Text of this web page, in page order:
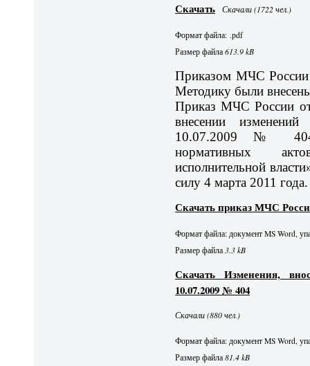
Скачать Скачали (1722 чел.)
Формат файла: .pdf
Размер файла613.9 kB
Приказом МЧС
Методику были
Приказ МЧС России
внесении
10.07.2009 № 404»
нормативных
исполнительной
силу 4 марта 2011 года.
Скачать приказ МЧС
Формат файла: документ MS Word,
Размер файла 3.3 kB
Скачать Изменения,
10.07.2009 № 404
Скачали (880 чел.)
Формат файла: документ MS Word,
Размер файла81.4 kB